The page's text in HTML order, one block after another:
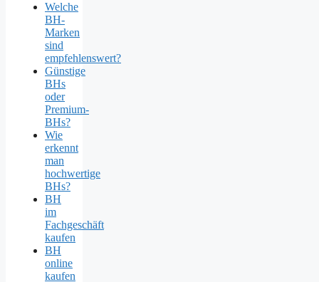
Welche
BH-
Marken
sind
empfehlenswert?
Günstige
BHs
oder
Premium-
BHs?
Wie
erkennt
man
hochwertige
BHs?
BH
im
Fachgeschäft
kaufen
BH
online
kaufen